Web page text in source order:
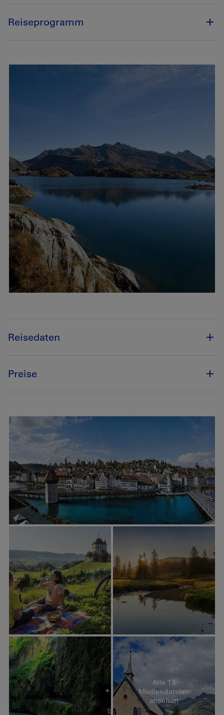
Reiseprogramm
Reisedaten
Preise
Alle 13
Mediendateien
ansehen